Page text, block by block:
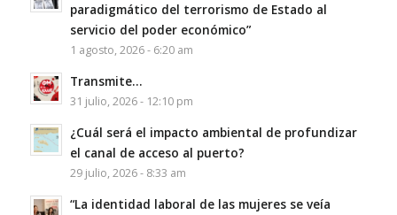
paradigmático del terrorismo de Estado al
servicio del poder económico”
1 agosto, 2026 - 6:20 am
Transmite…
31 julio, 2026 - 12:10 pm
¿Cuál será el impacto ambiental de profundizar
el canal de acceso al puerto?
29 julio, 2026 - 8:33 am
“La identidad laboral de las mujeres se veía